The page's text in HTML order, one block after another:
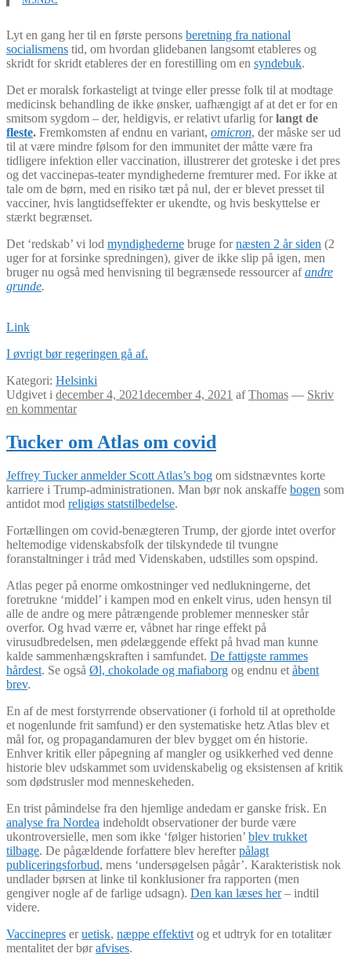
Lyt en gang her til en første persons beretning fra national
socialismens tid, om hvordan glidebanen langsomt etableres og
skridt for skridt etableres der en forestilling om en syndebuk.
Det er moralsk forkasteligt at tvinge eller presse folk til at modtage
medicinsk behandling de ikke ønsker, uafhængigt af at det er for en
smitsom sygdom – der, heldigvis, er relativt ufarlig forlangt de
fleste. Fremkomsten af endnu en variant, omicron, der måske ser ud
til at være mindre følsom for den immunitet der måtte være fra
tidligere infektion eller vaccination, illustrerer det groteske i det pres
og det vaccinepas-teater myndighederne fremturer med. For ikke at
tale om de børn, med en risiko tæt på nul, der er blevet presset til
vacciner, hvis langtidseffekter er ukendte, og hvis beskyttelse er
stærkt begrænset.
Det ‘redskab’ vi lod myndighederne bruge fornæsten 2 år siden (2
uger for at forsinke spredningen), giver de ikke slip på igen, men
bruger nu også med henvisning til begrænsede ressourcer afandre
grunde.
Link
I øvrigt bør regeringen gå af.
Kategori: Helsinki
Udgivet i december 4, 2021december 4, 2021 afThomas — Skriv
en kommentar
Tucker om Atlas om covid
Jeffrey Tucker anmelder Scott Atlas’s bog om sidstnævntes korte
karriere i Trump-administrationen. Man bør nok anskaffe bogen som
antidot mod religiøs statstilbedelse.
Fortællingen om covid-benægteren Trump, der gjorde intet overfor
heltemodige videnskabsfolk der tilskyndede til tvungne
foranstaltninger i tråd med Videnskaben, udstilles som opspind.
Atlas peger på enorme omkostninger ved nedlukningerne, det
foretrukne ‘middel’ i kampen mod en enkelt virus, uden hensyn til
alle de andre og mere påtrængende problemer mennesker står
overfor. Og hvad værre er, våbnet har ringe effekt på
virusudbredelsen, men ødelæggende effekt på hvad man kunne
kalde sammenhængskraften i samfundet. De fattigste rammes
hårdest. Se også Øl, chokolade og mafiaborg og endnu et åbent
brev.
En af de mest forstyrrende observationer (i forhold til at opretholde
et nogenlunde frit samfund) er den systematiske hetz Atlas blev et
mål for, og propagandamuren der blev bygget om én historie.
Enhver kritik eller påpegning af mangler og usikkerhed ved denne
historie blev udskammet som uvidenskabelig og eksistensen af kritik
som dødstrusler mod menneskeheden.
En trist påmindelse fra den hjemlige andedam er ganske frisk. En
analyse fra Nordea indeholdt observationer der burde være
ukontroversielle, men som ikke ‘følger historien’ blev trukket
tilbage. De pågældende forfattere blev herefterpålagt
publiceringsforbud, mens ‘undersøgelsen pågår’. Karakteristisk nok
undlader børsen at linke til konklusioner fra rapporten (men
gengiver nogle af de farlige udsagn). Den kan læses her– indtil
videre.
Vaccinepres eruetisk, næppe effektivt og et udtryk for en totalitær
mentalitet der børafvises.